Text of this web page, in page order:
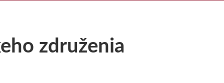
združenia